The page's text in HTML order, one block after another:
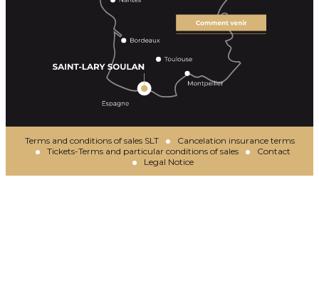
Terms and conditions of sales SLT
Cancelation insurance terms
Tickets-Terms and particular conditions of sales
Contact
Legal Notice